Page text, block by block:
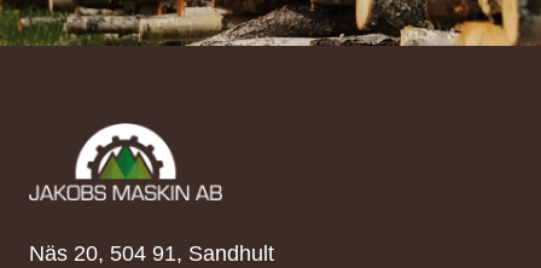
Näs 20, 504 91, Sandhult